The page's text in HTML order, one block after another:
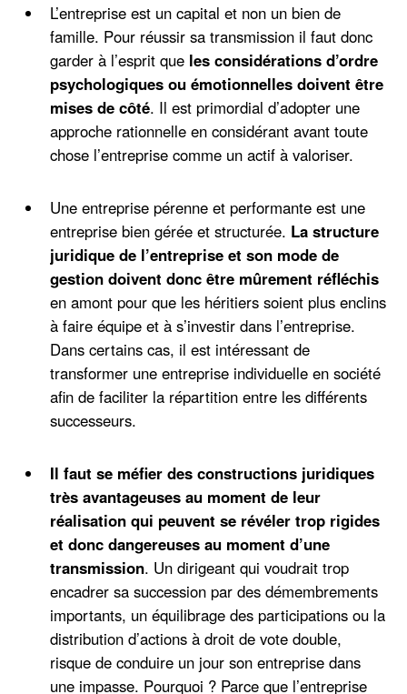
L’entreprise est un capital et non un bien de
famille. Pour réussir sa transmission il faut donc
garder à l’esprit que les considérations d’ordre
psychologiques ou émotionnelles doivent être
mises de côté. Il est primordial d’adopter une
approche rationnelle en considérant avant toute
chose l’entreprise comme un actif à valoriser.
Une entreprise pérenne et performante est une
entreprise bien gérée et structurée. La structure
juridique de l’entreprise et son mode de
gestion doivent donc être mûrement réfléchis
en amont pour que les héritiers soient plus enclins
à faire équipe et à s’investir dans l’entreprise.
Dans certains cas, il est intéressant de
transformer une entreprise individuelle en société
afin de faciliter la répartition entre les différents
successeurs.
Il faut se méfier des constructions juridiques
très avantageuses au moment de leur
réalisation qui peuvent se révéler trop rigides
et donc dangereuses au moment d’une
transmission. Un dirigeant qui voudrait trop
encadrer sa succession par des démembrements
importants, un équilibrage des participations ou la
distribution d’actions à droit de vote double,
risque de conduire un jour son entreprise dans
une impasse. Pourquoi ? Parce que l’entreprise